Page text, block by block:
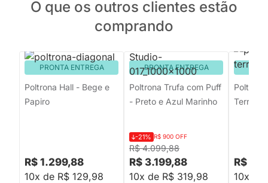
O que os outros clientes estão
comprando
PRONTA ENTREGA
Poltrona Hall - Bege e
Papiro
R$ 1.299,88
10x de R$ 129,98
PRONTA ENTREGA
Poltrona Trufa com Puff
- Preto e Azul Marinho
R$ 4.099,88
-21% R$ 900 OFF
R$ 3.199,88
10x de R$ 319,98
R$
10x de